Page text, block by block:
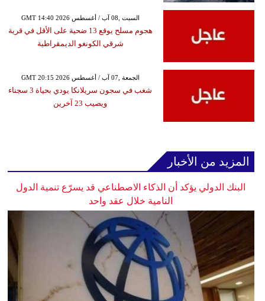
GMT 14:40 2026 السبت ,08 آب / أغسطس
هجوم مسلح يوقع 13 ضحية على الأقل في قرية
شرقي الكونغو الديمقراطية
GMT 20:15 2026 الجمعة ,07 آب / أغسطس
شغب في سجون سريلانكا يودي بحياة 3 سجناء
ويصيب 23 آخرين
المزيد من الأخبار
البنك الدولي يؤكد أن الذكاء الاصطناعي قد يسرّع تنمية الدول
النامية خلال عقد واحد